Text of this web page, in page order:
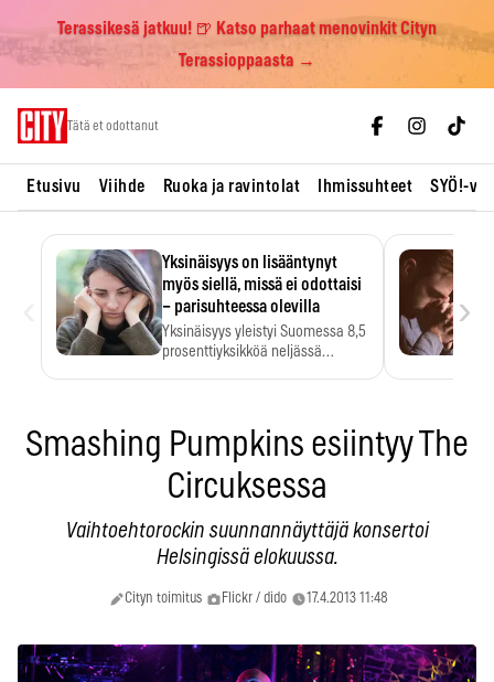
Terassikesä jatkuu! 🍺 Katso parhaat menovinkit Cityn
Terassioppaasta →
Tätä et odottanut
Etusivu Viihde Ruoka ja ravintolat Ihmissuhteet SYÖ!-
Yksinäisyys on lisääntynyt
myös siellä, missä ei odottaisi
– parisuhteessa olevilla
Yksinäisyys yleistyi Suomessa 8,5
prosenttiyksikköä neljässä
›
Smashing Pumpkins esiintyy The
Circuksessa
Vaihtoehtorockin suunnannäyttäjä konsertoi
Helsingissä elokuussa.
Cityn toimitus Flickr / dido 17.4.2013 11:48